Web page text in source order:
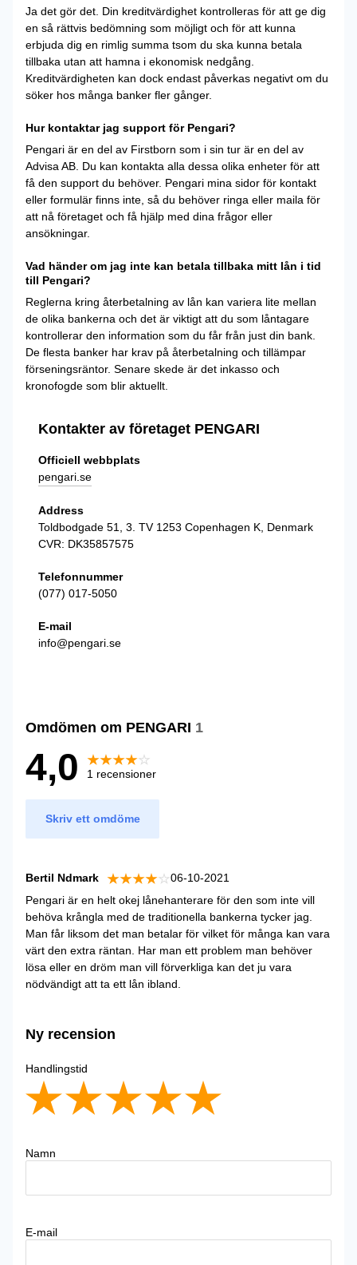
Ja det gör det. Din kreditvärdighet kontrolleras för att ge dig
en så rättvis bedömning som möjligt och för att kunna
erbjuda dig en rimlig summa tsom du ska kunna betala
tillbaka utan att hamna i ekonomisk nedgång.
Kreditvärdigheten kan dock endast påverkas negativt om du
söker hos många banker fler gånger.
Hur kontaktar jag support för Pengari?
Pengari är en del av Firstborn som i sin tur är en del av
Advisa AB. Du kan kontakta alla dessa olika enheter för att
få den support du behöver. Pengari mina sidor för kontakt
eller formulär finns inte, så du behöver ringa eller maila för
att nå företaget och få hjälp med dina frågor eller
ansökningar.
Vad händer om jag inte kan betala tillbaka mitt lån i tid
till Pengari?
Reglerna kring återbetalning av lån kan variera lite mellan
de olika bankerna och det är viktigt att du som låntagare
kontrollerar den information som du får från just din bank.
De flesta banker har krav på återbetalning och tillämpar
förseningsräntor. Senare skede är det inkasso och
kronofogde som blir aktuellt.
Kontakter av företaget PENGARI
Officiell webbplats
pengari.se
Address
Toldbodgade 51, 3. TV 1253 Copenhagen K, Denmark
CVR: DK35857575
Telefonnummer
(077) 017-5050
E-mail
info@pengari.se
Omdömen om PENGARI 1
4,0 1 recensioner
Skriv ett omdöme
Bertil Ndmark
06-10-2021
Pengari är en helt okej lånehanterare för den som inte vill
behöva krångla med de traditionella bankerna tycker jag.
Man får liksom det man betalar för vilket för många kan vara
värt den extra räntan. Har man ett problem man behöver
lösa eller en dröm man vill förverkliga kan det ju vara
nödvändigt att ta ett lån ibland.
Ny recension
Handlingstid
Namn
E-mail